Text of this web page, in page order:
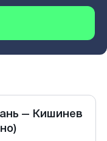
— Кишинев